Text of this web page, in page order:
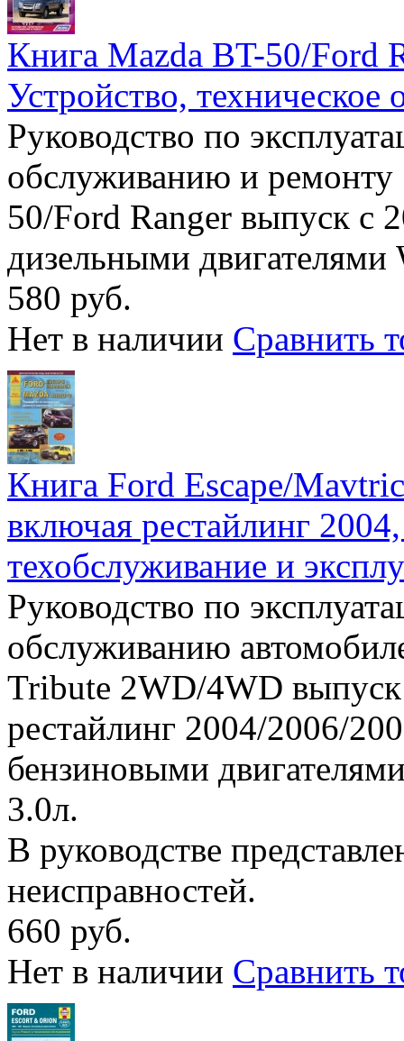
Книга Mazda BT-50/Ford
Устройство,
Руководство по
обслуживанию и
50/Ford Ranger выпуск с
дизельными
580 руб.
Нет в наличии Сравнить
Книга Ford Escape/
включая рестайлинг
техобслуживание и
Руководство по
обслуживанию
Tribute 2WD/4WD выпуск
рестайлинг 2004/2006/
бензиновыми
3.0л.
В руководстве
неисправностей.
660 руб.
Нет в наличии Сравнить